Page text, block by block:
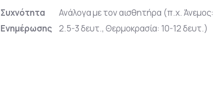
Συχνότητα
Ενημέρωσης
Ανάλογα με τον αισθητήρα (π.χ. Άνεμος:
2.5-3 δευτ., Θερμοκρασία: 10-12 δευτ.)